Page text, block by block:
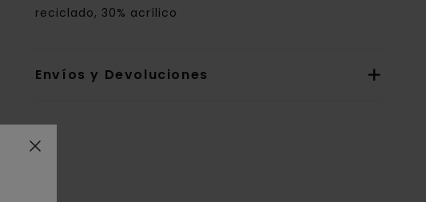
reciclado, 30% acrílico
Envíos y Devoluciones